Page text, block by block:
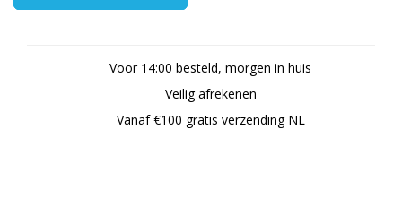
Voor 14:00 besteld, morgen in huis
Veilig afrekenen
Vanaf €100 gratis verzending NL